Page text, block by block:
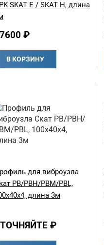
SKAT E / SKAT H, длина
₽
В КОРЗИНУ
для виброузла
РВ/РВН/РВМ/PBL,
длина 3м
₽